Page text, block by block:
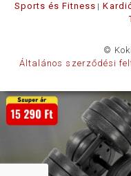
Sports és Fitness
©
Általános szerződési